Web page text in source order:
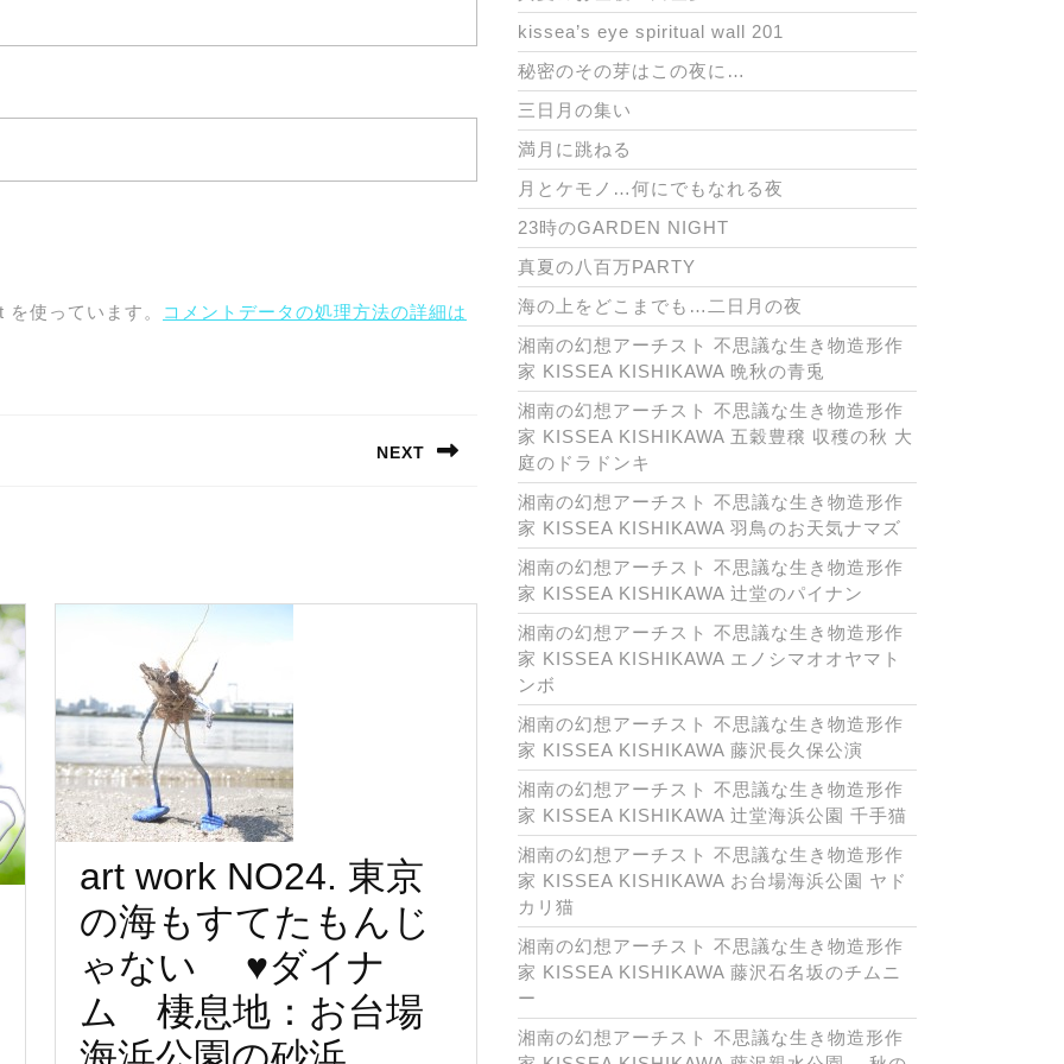
使っています。 コメントデータの処理方法の詳細は
NEXT
art work NO24. 東京
の海もすてたもんじ
ゃない ♥ダイナ
ム 棲息地：お台場
kissea’s eye spiritual wall 201
秘密のその芽はこの夜に…
三日月の集い
満月に跳ねる
月とケモノ…何にでもなれる夜
23時のGARDEN NIGHT
真夏の八百万PARTY
海の上をどこまでも…二日月の夜
湘南の幻想アーチスト 不思議な生き物造形作
家 KISSEA KISHIKAWA 晩秋の青兎
湘南の幻想アーチスト 不思議な生き物造形作
家 KISSEA KISHIKAWA 五穀豊穣 収穫の秋 大
庭のドラドンキ
湘南の幻想アーチスト 不思議な生き物造形作
家 KISSEA KISHIKAWA 羽鳥のお天気ナマズ
湘南の幻想アーチスト 不思議な生き物造形作
家 KISSEA KISHIKAWA 辻堂のパイナン
湘南の幻想アーチスト 不思議な生き物造形作
家 KISSEA KISHIKAWA エノシマオオヤマト
ンボ
湘南の幻想アーチスト 不思議な生き物造形作
家 KISSEA KISHIKAWA 藤沢長久保公演
湘南の幻想アーチスト 不思議な生き物造形作
家 KISSEA KISHIKAWA 辻堂海浜公園 千手猫
湘南の幻想アーチスト 不思議な生き物造形作
家 KISSEA KISHIKAWA お台場海浜公園 ヤド
カリ猫
湘南の幻想アーチスト 不思議な生き物造形作
家 KISSEA KISHIKAWA 藤沢石名坂のチムニ
ー
湘南の幻想アーチスト 不思議な生き物造形作